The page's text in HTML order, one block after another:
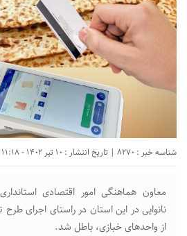
شناسه خبر : 8270 | تاریخ انتشار : 10 تیر 1402 - 11:18 |
نانوایی در این استان در راستای اجرای
از واحدهای خبازی، باطل شد.